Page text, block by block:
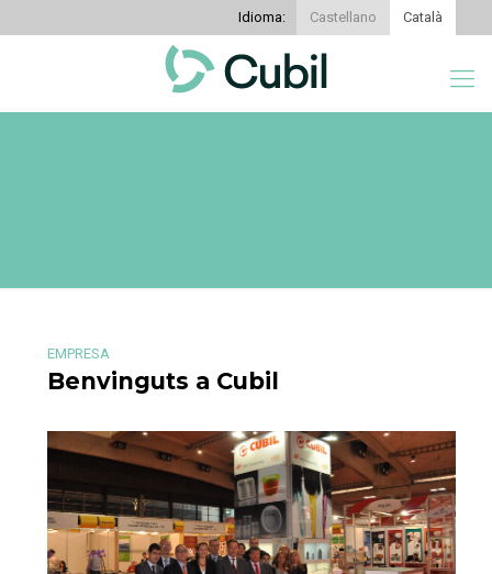
Idioma: Castellano Català
EMPRESA
Benvinguts a Cubil